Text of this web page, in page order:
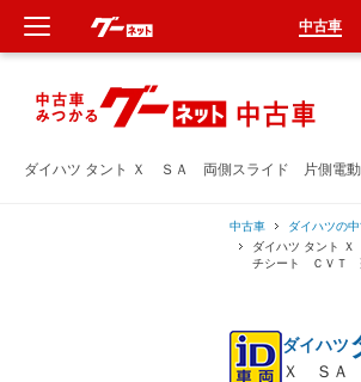
ダイハツ タント Ｘ ＳＡ 両側スライド 片側電動
中古車 ダイハツの
ダイハツ タント
チシート ＣＶＴ
ダイハツ
Ｘ ＳＡ
中古車
新車
中古車